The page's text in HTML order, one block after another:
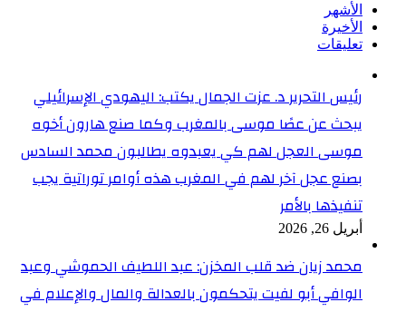
الأشهر
الأخيرة
تعليقات
رئيس التحرير د. عزت الجمال يكتب: اليهودي الإسرائيلي
يبحث عن عصًا موسى بالمغرب وكما صنع هارون أخوه
موسى العجل لهم كي يعبدوه يطالبون محمد السادس
بصنع عجل آخر لهم في المغرب هذه أوامر توراتية يجب
تنفيذها بالأمر
أبريل 26, 2026
محمد زيان ضد قلب المخزن: عبد اللطيف الحموشي وعبد
الوافي أبو لفيت يتحكمون بالعدالة والمال والإعلام في